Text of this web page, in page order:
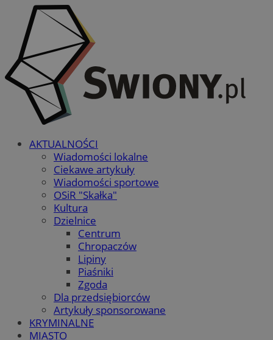
AKTUALNOŚCI
Wiadomości lokalne
Ciekawe artykuły
Wiadomości sportowe
OSiR "Skałka"
Kultura
Dzielnice
Centrum
Chropaczów
Lipiny
Piaśniki
Zgoda
Dla przedsiębiorców
Artykuły sponsorowane
KRYMINALNE
MIASTO